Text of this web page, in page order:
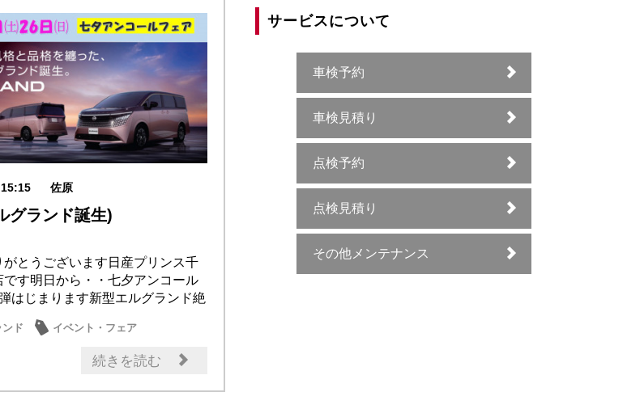
佐原
グランド誕生)
がとうございます日産プリンス千
す明日から・・七夕アンコール
はじまります新型エルグランド絶
ンド イベント・フェア
続きを読む
サービスについて
車検予約
車検見積り
点検予約
点検見積り
その他メンテナンス